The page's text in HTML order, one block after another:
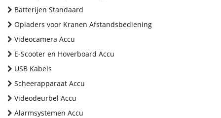
Batterijen Standaard
Opladers voor Kranen Afstandsbediening
Videocamera Accu
E-Scooter en Hoverboard Accu
USB Kabels
Scheerapparaat Accu
Videodeurbel Accu
Alarmsystemen Accu